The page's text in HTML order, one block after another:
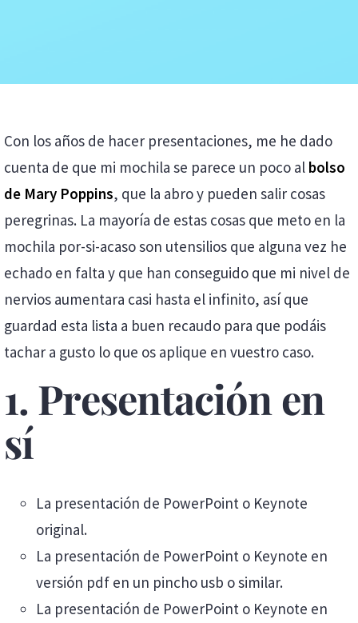
Con los años de hacer presentaciones, me he dado
cuenta de que mi mochila se parece un poco al bolso
de Mary Poppins, que la abro y pueden salir cosas
peregrinas. La mayoría de estas cosas que meto en la
mochila por-si-acaso son utensilios que alguna vez he
echado en falta y que han conseguido que mi nivel de
nervios aumentara casi hasta el infinito, así que
guardad esta lista a buen recaudo para que podáis
tachar a gusto lo que os aplique en vuestro caso.
1. Presentación en
sí
La presentación de PowerPoint o Keynote
original.
La presentación de PowerPoint o Keynote en
versión pdf en un pincho usb o similar.
La presentación de PowerPoint o Keynote en